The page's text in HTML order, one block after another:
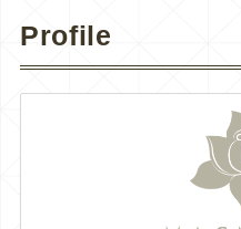
Profile